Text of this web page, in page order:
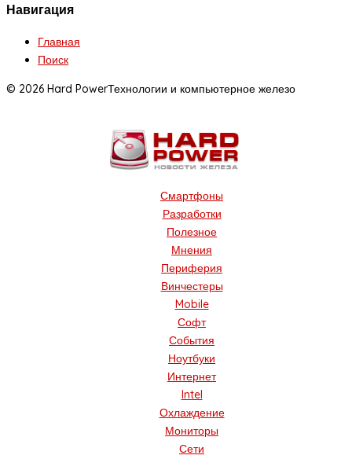
Навигация
Главная
Поиск
© 2026 Hard PowerТехнологии и компьютерное железо
Смартфоны
Разработки
Полезное
Мнения
Периферия
Винчестеры
Mobile
Софт
События
Ноутбуки
Интернет
Intel
Охлаждение
Мониторы
Сети